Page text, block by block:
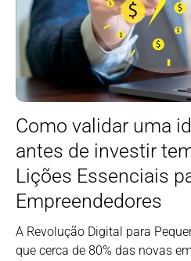
Como validar uma
antes de investir
Lições Essenciais
Empreendedores
A Revolução Digital para
que cerca de 80% das novas